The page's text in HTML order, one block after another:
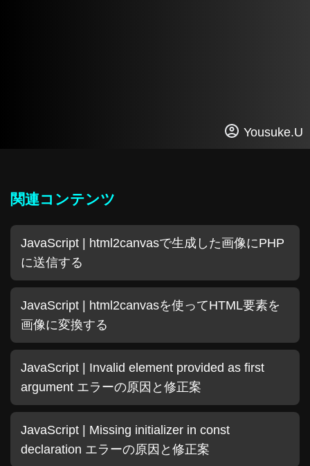
Yousuke.U
関連コンテンツ
JavaScript | html2canvasで生成した画像にPHP
に送信する
JavaScript | html2canvasを使ってHTML要素を
画像に変換する
JavaScript | Invalid element provided as first
argument エラーの原因と修正案
JavaScript | Missing initializer in const
declaration エラーの原因と修正案